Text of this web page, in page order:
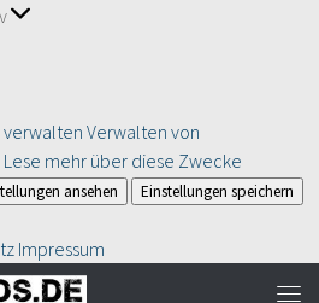
verwalten Verwalten von
Lese mehr über diese Zwecke
ansehen Einstellungen speichern
Impressum